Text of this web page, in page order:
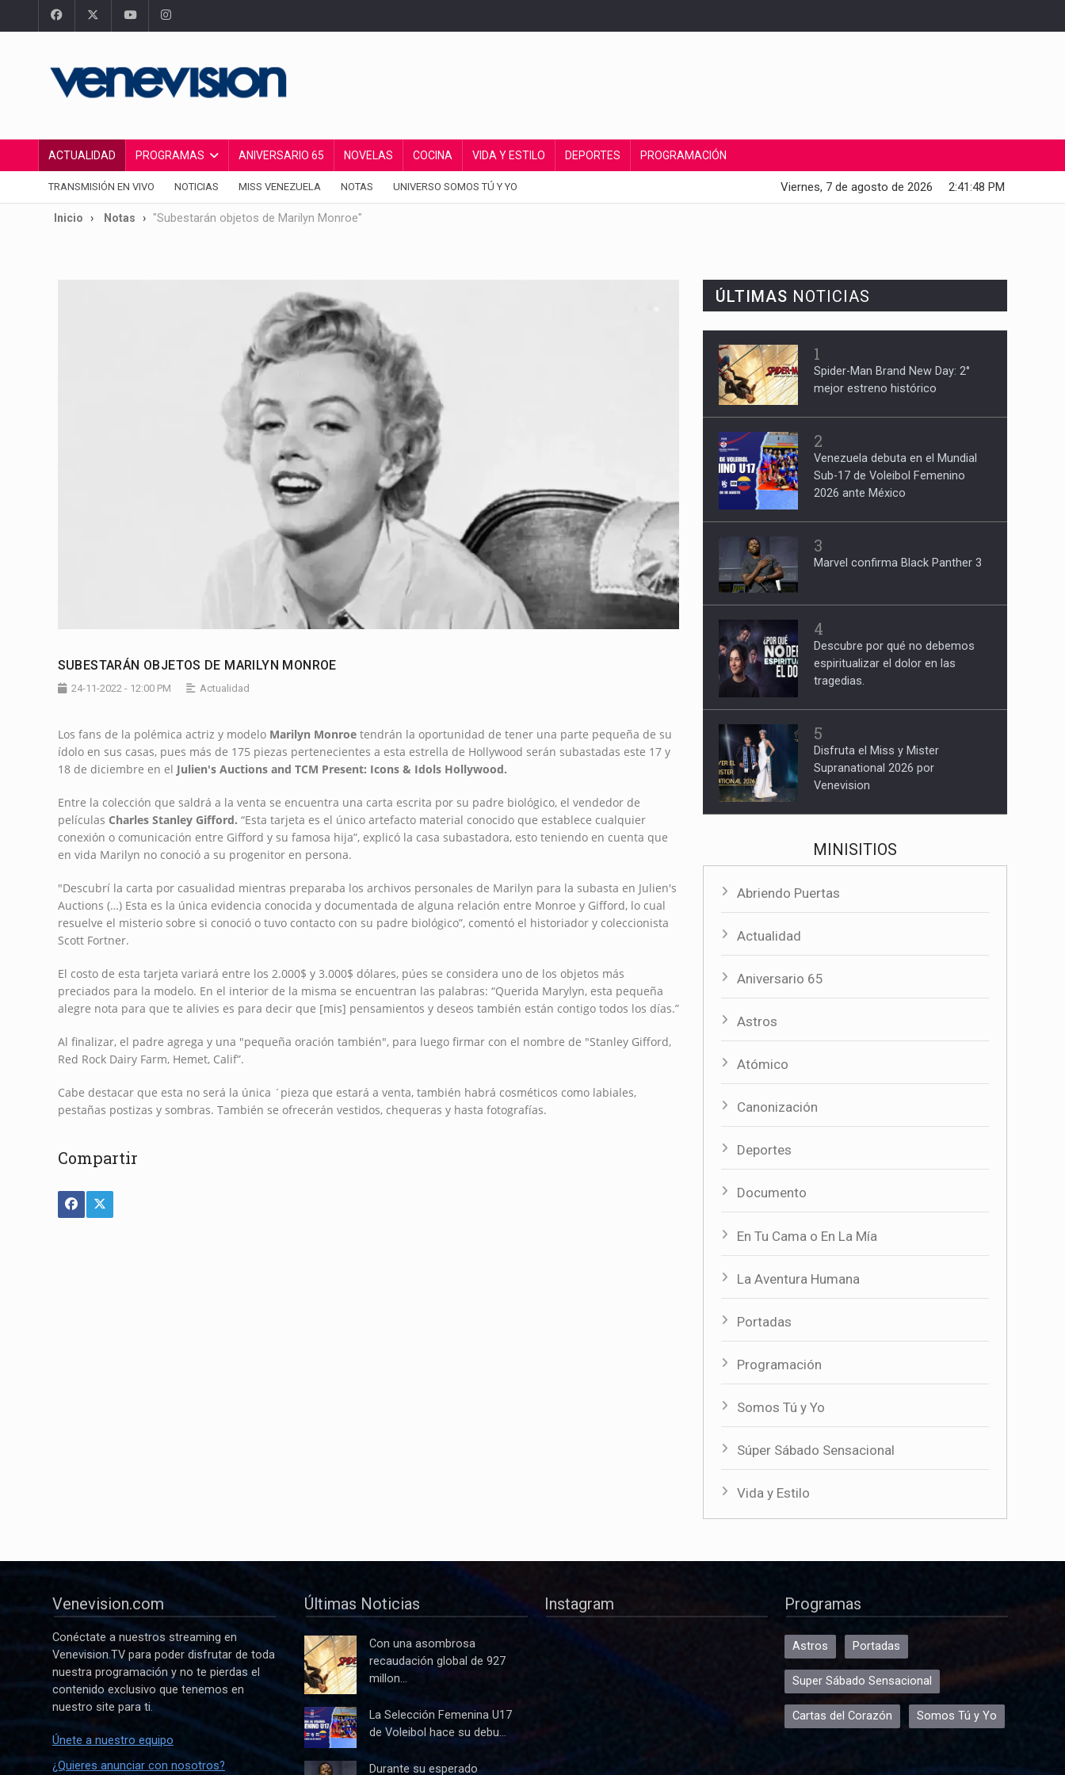
ACTUALIDAD PROGRAMAS ANIVERSARIO 65 NOVELAS COCINA VIDA Y ESTILO DEPORTES PROGRAMACIÓN
TRANSMISIÓN EN VIVO NOTICIAS MISS VENEZUELA NOTAS UNIVERSO SOMOS TÚ Y YO 2:41:49 PM
Viernes, 7 de agosto de 2026
Inicio Notas "Subestarán objetos de Marilyn Monroe"
SUBESTARÁN OBJETOS DE MARILYN MONROE
24-11-2022 - 12:00 PM Actualidad
Los fans de la polémica actriz y modelo Marilyn Monroetendrán la oportunidad de tener una parte pequeña de su
ídolo en sus casas, pues más de 175 piezas pertenecientes a esta estrella de Hollywood serán subastadas este 17 y
18 de diciembre en el Julien's Auctions and TCM Present: Icons & Idols Hollywood.
Entre la colección que saldrá a la venta se encuentra una carta escrita por su padre biológico, el vendedor de
películas Charles Stanley Gifford. “Esta tarjeta es el único artefacto material conocido que establece cualquier
conexión o comunicación entre Gifford y su famosa hija”, explicó la casa subastadora, esto teniendo en cuenta que
en vida Marilyn no conoció a su progenitor en persona.
"Descubrí la carta por casualidad mientras preparaba los archivos personales de Marilyn para la subasta en Julien's
Auctions (…) Esta es la única evidencia conocida y documentada de alguna relación entre Monroe y Gifford, lo cual
resuelve el misterio sobre si conoció o tuvo contacto con su padre biológico”, comentó el historiador y coleccionista
Scott Fortner.
El costo de esta tarjeta variará entre los 2.000$ y 3.000$ dólares, púes se considera uno de los objetos más
preciados para la modelo. En el interior de la misma se encuentran las palabras: “Querida Marylyn, esta pequeña
alegre nota para que te alivies es para decir que [mis] pensamientos y deseos también están contigo todos los días.”
Al finalizar, el padre agrega y una "pequeña oración también", para luego firmar con el nombre de "Stanley Gifford,
Red Rock Dairy Farm, Hemet, Calif”.
Cabe destacar que esta no será la única ´pieza que estará a venta, también habrá cosméticos como labiales,
pestañas postizas y sombras. También se ofrecerán vestidos, chequeras y hasta fotografías.
Compartir
ÚLTIMAS NOTICIAS
1
Spider-Man Brand New Day: 2°
mejor estreno histórico
2
Venezuela debuta en el Mundial
Sub-17 de Voleibol Femenino
2026 ante México
3
Marvel confirma Black Panther 3
4
Descubre por qué no debemos
espiritualizar el dolor en las
tragedias.
5
Disfruta el Miss y Mister
Supranational 2026 por
Venevision
MINISITIOS
Abriendo Puertas
Actualidad
Aniversario 65
Astros
Atómico
Canonización
Deportes
Documento
En Tu Cama o En La Mía
La Aventura Humana
Portadas
Programación
Somos Tú y Yo
Súper Sábado Sensacional
Vida y Estilo
Venevision.com
Conéctate a nuestros streaming en
Venevision.TV para poder disfrutar de toda
nuestra programación y no te pierdas el
contenido exclusivo que tenemos en
nuestro site para ti.
Únete a nuestro equipo
¿Quieres anunciar con nosotros?
Últimas Noticias
Con una asombrosa
recaudación global de 927
millon...
La Selección Femenina U17
de Voleibol hace su debu...
Durante su esperado
Instagram Programas
Astros Portadas
Super Sábado Sensacional
Cartas del Corazón Somos Tú y Yo